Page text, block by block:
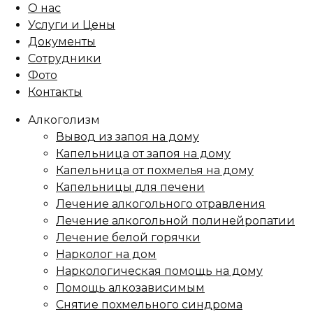
О нас
Услуги и Цены
Документы
Сотрудники
Фото
Контакты
Алкоголизм
Вывод из запоя на дому
Капельница от запоя на дому
Капельница от похмелья на дому
Капельницы для печени
Лечение алкогольного отравления
Лечение алкогольной полинейропатии
Лечение белой горячки
Нарколог на дом
Наркологическая помощь на дому
Помощь алкозависимым
Снятие похмельного синдрома